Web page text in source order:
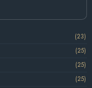
(23)
(25)
(25)
(25)